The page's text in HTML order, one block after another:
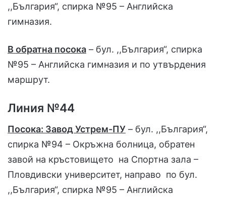
,,България“, спирка №95 – Английска
гимназия.
В обратна посока – бул. ,,България“, спирка
№95 – Английска гимназия и по утвърдения
маршрут.
Линия №44
Посока: Завод Устрем-ПУ – бул. ,,България“,
спирка №94 – Окръжна болница, обратен
завой на кръстовището на Спортна зала –
Пловдивски университет, направо по бул.
,,България“, спирка №95 – Английска